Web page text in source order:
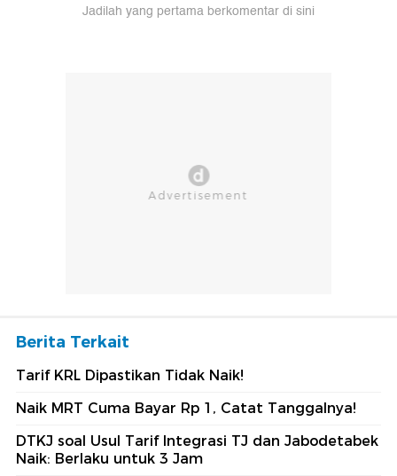
Jadilah yang pertama berkomentar di sini
Berita Terkait
Tarif KRL Dipastikan Tidak Naik!
Naik MRT Cuma Bayar Rp 1, Catat Tanggalnya!
DTKJ soal Usul Tarif Integrasi TJ dan Jabodetabek
Naik: Berlaku untuk 3 Jam